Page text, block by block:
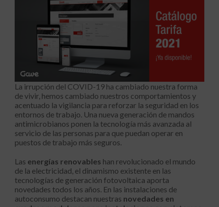
La irrupción del COVID-19 ha cambiado nuestra forma
de vivir, hemos cambiado nuestros comportamientos y
acentuado la vigilancia para reforzar la seguridad en los
entornos de trabajo. Una nueva generación de mandos
antimicrobianos ponen la tecnología más avanzada al
servicio de las personas para que puedan operar en
puestos de trabajo más seguros.
Las energías renovables han revolucionado el mundo
de la electricidad, el dinamismo existente en las
tecnologías de generación fotovoltaica aporta
novedades todos los años. En las instalaciones de
autoconsumo destacan nuestras novedades en